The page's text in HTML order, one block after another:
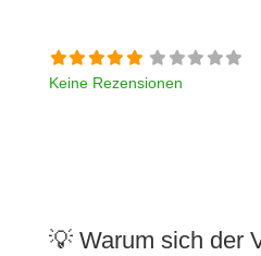
Keine Rezensionen
💡 Warum sich der